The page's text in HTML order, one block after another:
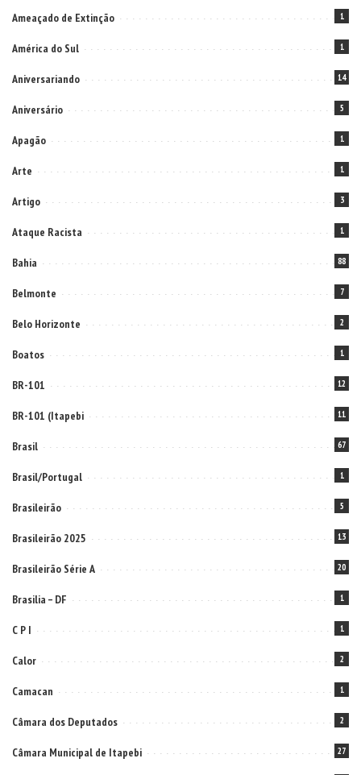
Ameaçado de Extinção 1
América do Sul 1
Aniversariando 14
Aniversário 5
Apagão 1
Arte 1
Artigo 3
Ataque Racista 1
Bahia 88
Belmonte 7
Belo Horizonte 2
Boatos 1
BR-101 12
BR-101 (Itapebi 11
Brasil 67
Brasil/Portugal 1
Brasileirão 5
Brasileirão 2025 13
Brasileirão Série A 20
Brasilia – DF 1
C P I 1
Calor 2
Camacan 1
Câmara dos Deputados 2
Câmara Municipal de Itapebi 27